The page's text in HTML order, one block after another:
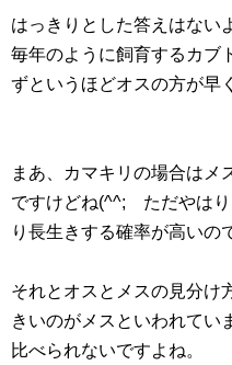
はっきりとした答えはない
毎年のように飼育するカブ
ずというほどオスの方が早
まあ、カマキリの場合はメ
ですけどね(^^; ただやはり
り長生きする確率が高いの
それとオスとメスの見分け
きいのがメスといわれてい
比べられないですよね。